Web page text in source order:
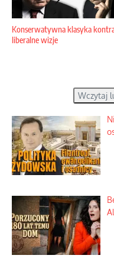
Konserwatywna klasyka
liberalne wizje
Wczytaj